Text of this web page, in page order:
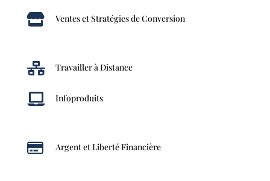
 Ventes et Stratégies de Conversion
 Travailler à Distance
 Infoproduits
 Argent et Liberté Financière